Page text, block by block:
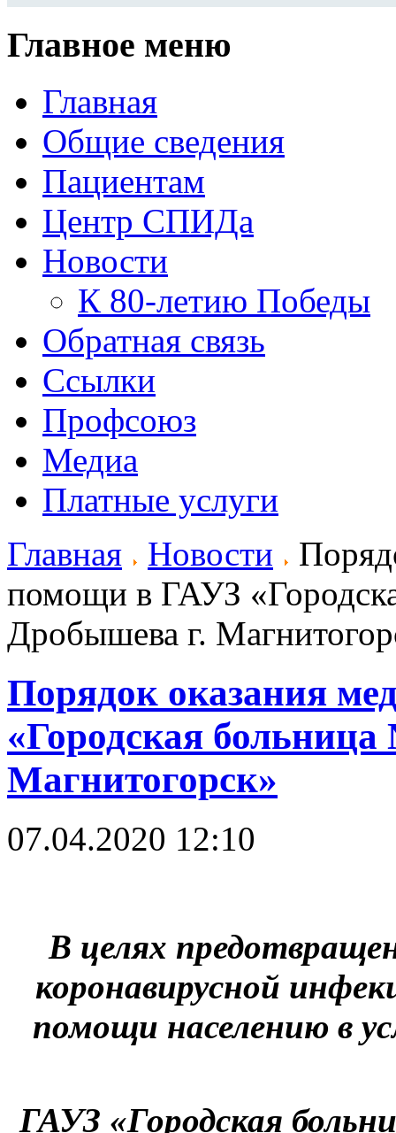
Главное меню
Главная
Общие сведения
Пациентам
Центр СПИДа
Новости
К 80-летию Победы
Обратная связь
Ссылки
Профсоюз
Медиа
Платные услуги
Главная
Новости
помощи в ГАУЗ
Дробышева г.
Порядок оказания
«Городская
Магнитогорск»
07.04.2020 12:10
В целях
коронавирусной
помощи населению в
ГАУЗ «Городская